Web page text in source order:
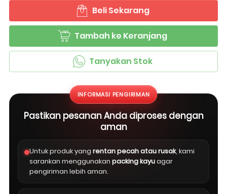
` Beli Sekarang
` Tambah ke Keranjang
` Tanyakan Stok
INFORMASI PENGIRIMAN
Pastikan pesanan Anda diproses dengan
aman
Untuk produk yang rentan pecah atau rusak, kami
sarankan menggunakan packing kayuagar
pengiriman lebih aman.